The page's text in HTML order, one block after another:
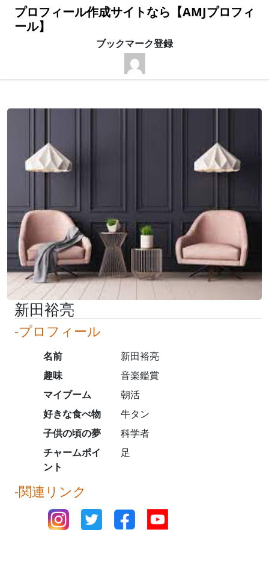
プロフィール作成サイトなら【AMJプロフィ
ール】
ブックマーク登録
新田裕亮
-プロフィール
名前
新田裕亮
趣味
音楽鑑賞
マイブーム
朝活
好きな食べ物
牛タン
子供の頃の夢
科学者
チャームポイ
ント
足
-関連リンク